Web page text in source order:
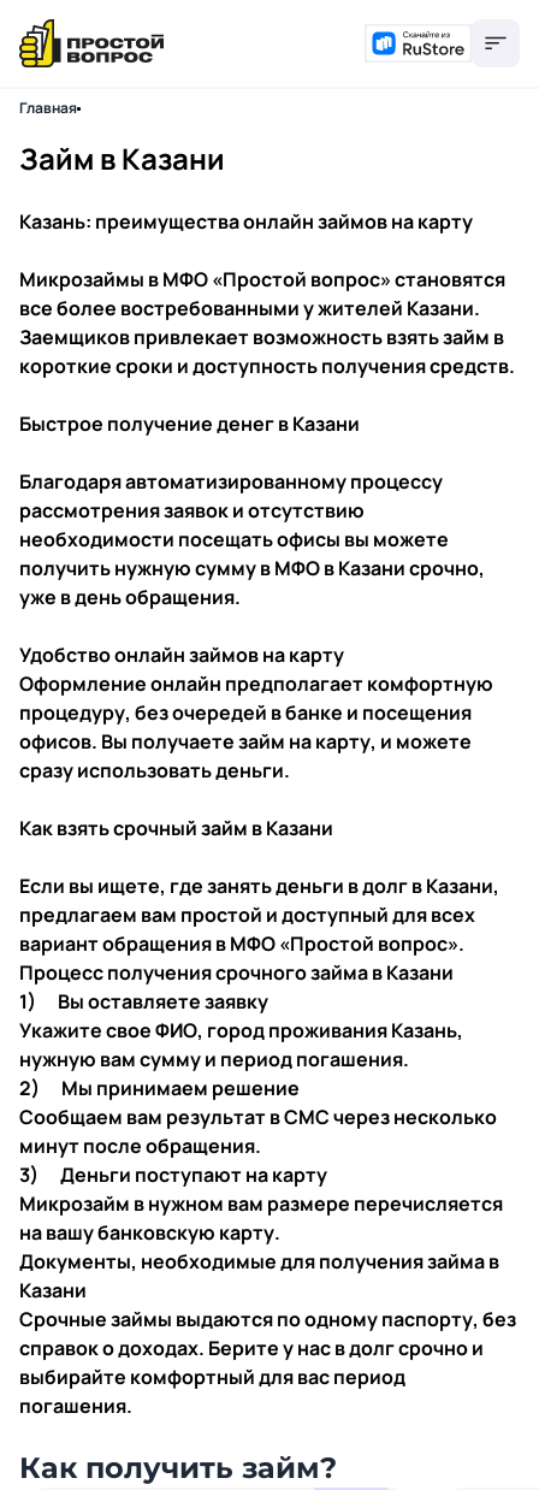
Главная
Займ в Казани
Казань: преимущества онлайн займов на карту
Микрозаймы в МФО «Простой вопрос» становятся
все более востребованными у жителей Казани.
Заемщиков привлекает возможность взять займ в
короткие сроки и доступность получения средств.
Быстрое получение денег в Казани
Благодаря автоматизированному процессу
рассмотрения заявок и отсутствию
необходимости посещать офисы вы можете
получить нужную сумму в МФО в Казани срочно,
уже в день обращения.
Удобство онлайн займов на карту
Оформление онлайн предполагает комфортную
процедуру, без очередей в банке и посещения
офисов. Вы получаете займ на карту, и можете
сразу использовать деньги.
Как взять срочный займ в Казани
Если вы ищете, где занять деньги в долг в Казани,
предлагаем вам простой и доступный для всех
вариант обращения в МФО «Простой вопрос».
Процесс получения срочного займа в Казани
1) Вы оставляете заявку
Укажите свое ФИО, город проживания Казань,
нужную вам сумму и период погашения.
2) Мы принимаем решение
Сообщаем вам результат в СМС через несколько
минут после обращения.
3) Деньги поступают на карту
Микрозайм в нужном вам размере перечисляется
на вашу банковскую карту.
Документы, необходимые для получения займа в
Казани
Срочные займы выдаются по одному паспорту, без
справок о доходах. Берите у нас в долг срочно и
выбирайте комфортный для вас период
погашения.
Как получить займ?